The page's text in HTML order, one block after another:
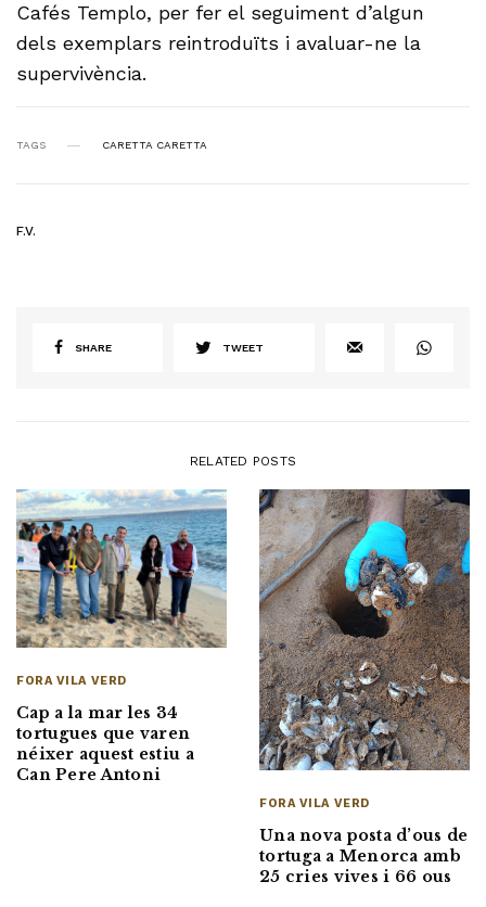
Cafés Templo, per fer el seguiment d’algun
dels exemplars reintroduïts i avaluar-ne la
supervivència.
TAGS CARETTA CARETTA
F.V.
SHARE TWEET
RELATED POSTS
FORA VILA VERD
Cap a la mar les 34
tortugues que varen
néixer aquest estiu a
Can Pere Antoni
FORA VILA VERD
Una nova posta d’ous de
tortuga a Menorca amb
25 cries vives i 66 ous